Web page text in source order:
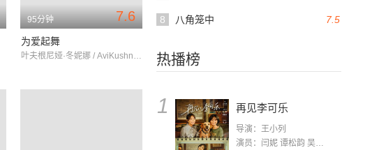
7.5
8 八角笼中
热播榜
1 再见李可乐
导演：王小列
演员：闫妮 谭松韵 吴京 蒋龙 赵小棠 冯雷 李虎城 平安 小七 小可乐
7.6
95分钟
为爱起舞
叶夫根尼娅·冬妮娜 / AviKushnir / OksanaKorostyshevskaya